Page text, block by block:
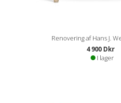
Renovering af Hans J.
4 900 Dkr
I lager